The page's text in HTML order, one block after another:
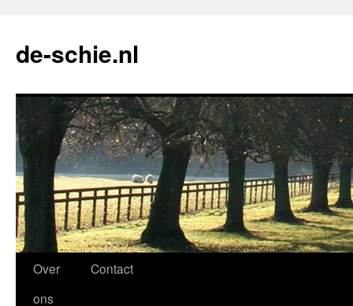
de-schie.nl
Spring
naar
Over
ons
Contact